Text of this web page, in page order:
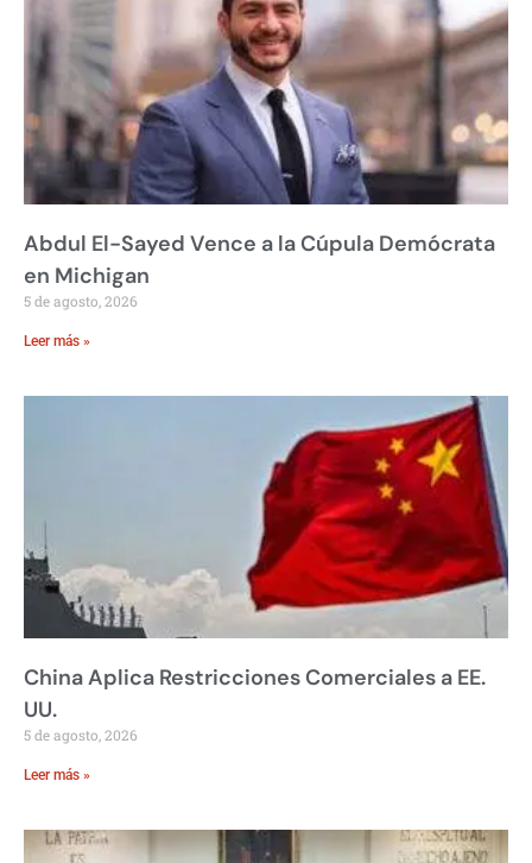
Abdul El-Sayed Vence a la Cúpula Demócrata
en Michigan
5 de agosto, 2026
Leer más »
China Aplica Restricciones Comerciales a EE.
UU.
5 de agosto, 2026
Leer más »